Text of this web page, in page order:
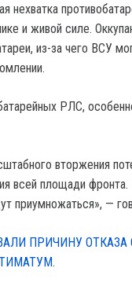
нехватка
и живой силе.
из-за чего ВСУ
РЛС,
вторжения
всей площади
приумножаться», —
ПРИЧИНУ ОТКАЗА
.